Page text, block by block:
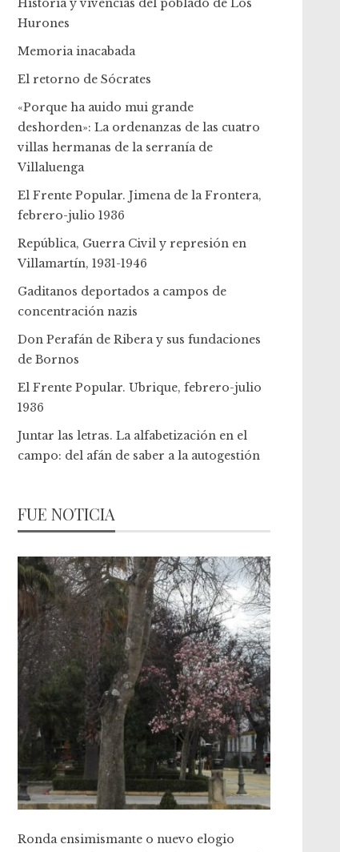
Historia y vivencias del poblado de Los
Hurones
Memoria inacabada
El retorno de Sócrates
«Porque ha auido mui grande
deshorden»: La ordenanzas de las cuatro
villas hermanas de la serranía de
Villaluenga
El Frente Popular. Jimena de la Frontera,
febrero-julio 1936
República, Guerra Civil y represión en
Villamartín, 1931-1946
Gaditanos deportados a campos de
concentración nazis
Don Perafán de Ribera y sus fundaciones
de Bornos
El Frente Popular. Ubrique, febrero-julio
1936
Juntar las letras. La alfabetización en el
campo: del afán de saber a la autogestión
FUE NOTICIA
Ronda ensimismante o nuevo elogio